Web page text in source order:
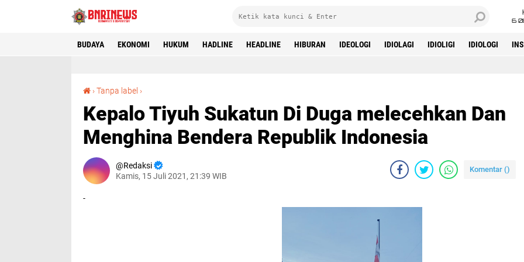
6
BUDAYA EKONOMI HUKUM HADLINE HEADLINE HIBURAN IDEOLOGI IDIOLAGI IDIOLIGI IDIOLOGI
›Tanpa label ›
Kepalo Tiyuh Sukatun Di Duga melecehkan Dan
Menghina Bendera Republik Indonesia
Redaksi
Kamis, 15 Juli 2021, 21:39 WIB
Komentar ()
-